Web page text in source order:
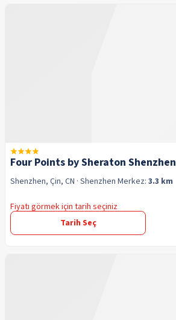
Four Points by Sheraton Shenzhen
Shenzhen, Çin, CN · Shenzhen Merkez: 3.3 km
Fiyatı görmek için tarih seçiniz
Tarih Seç